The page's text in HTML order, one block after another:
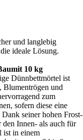
und langlebig
ideale Lösung.
10 kg
Dünnbettmörtel ist
Blumentrögen und
zum
sofern diese eine
seiner hohen Frost-
Innen- als auch für
ist in einem